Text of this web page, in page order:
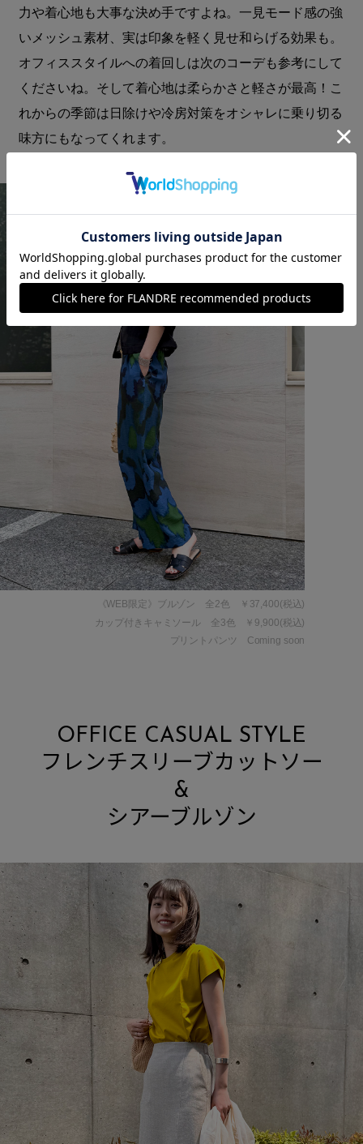
力や着心地も大事な決め手ですよね。一見モード感の強
いメッシュ素材、実は印象を軽く見せ和らげる効果も。
オフィススタイルへの着回しは次のコーデも参考にして
くださいね。そして着心地は柔らかさと軽さが最高！こ
れからの季節は日除けや冷房対策をオシャレに乗り切る
味方にもなってくれます。
《WEB限定》ブルゾン 全2色 ￥37,400(税込)
カップ付きキャミソール 全3色 ￥9,900(税込)
プリントパンツ Coming soon
OFFICE CASUAL STYLE
フレンチスリーブカットソー
&
シアーブルゾン